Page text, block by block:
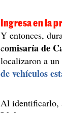
Ingresa en la
Y entonces,
comisaría de
localizaron a
de vehículos
Al